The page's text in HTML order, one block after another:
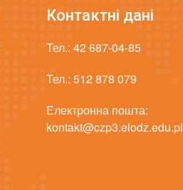
Контактні дані
Тел.: 42 687-04-85
Тел.: 512 878 079
Електронна пошта:
kontakt@czp3.elodz.edu.pl